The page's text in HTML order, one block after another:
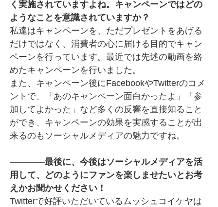
く実施されていますよね。キャンペーンではどの
ようなことを意識されていますか？
私達はキャンペーンを、ただプレゼントをあげる
だけではなく、消費者の心に届ける目的でキャン
ペーンを行っています。最近では先述の動画を絡
めたキャンペーンを行いました。
また、キャンペーン後にFacebookやTwitterのコメ
ントで、「あのキャンペーン面白かったよ」「参
加してよかった」など多くの反響を直接知ること
ができ、キャンペーンの効果を実感することが出
来るのもソーシャルメディアの魅力ですね。
――――最後に、今後はソーシャルメディアを活
用して、どのようにファンを楽しませたいとお考
えかお聞かせください！
Twitterで好評いただいているムッシュコイケヤは